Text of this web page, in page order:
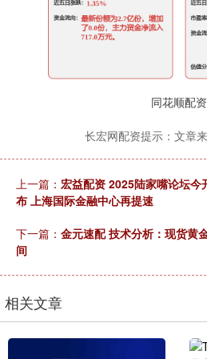
同花顺配资
长宏网配资提示：文章
上一篇： 宏益配资 2025陆家嘴论坛
布 上海国际金融中心再提速
下一篇： 金元速配 技术分析：现货黄
间
相关文章